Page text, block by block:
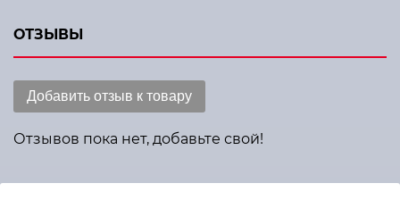
ОТЗЫВЫ
Добавить отзыв к товару
Отзывов пока нет, добавьте свой!